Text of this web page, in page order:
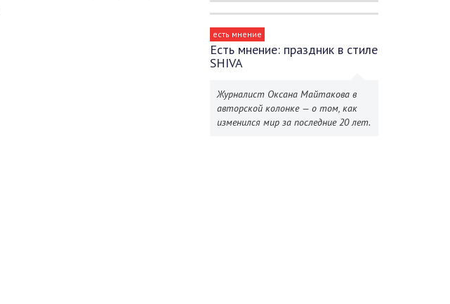
есть мнение
Есть мнение: праздник в стиле
SHIVA
Журналист Оксана Майтакова в
авторской колонке — о том, как
изменился мир за последние 20 лет.